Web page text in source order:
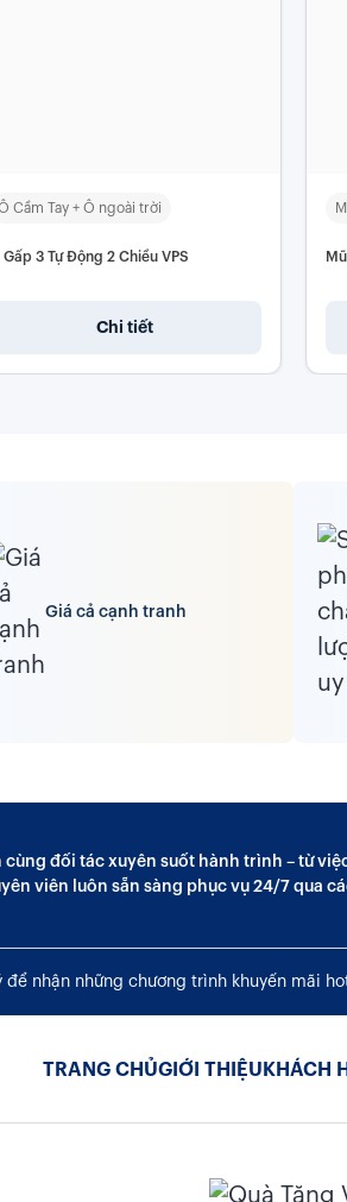
Cầm Tay + Ô ngoài trời
Gấp 3 Tự Động 2 Chiều VPS
Chi tiết
Giá cả cạnh tranh
cùng đối tác xuyên suốt hành trình – từ
viên luôn sẵn sàng phục vụ 24/7 qua
để nhận những chương trình khuyến mãi
TRANG CHỦGIỚI THIỆU KHÁCH